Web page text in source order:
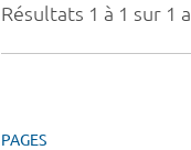
Résultats 1 à 1 sur 1
PAGES